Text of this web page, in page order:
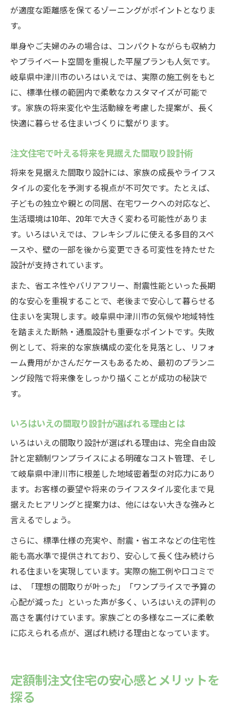
が適度な距離感を保てるゾーニングがポイントとなりま
す。
単身やご夫婦のみの場合は、コンパクトながらも収納力
やプライベート空間を重視した平屋プランも人気です。
岐阜県中津川市のいろはいえでは、実際の施工例をもと
に、標準仕様の範囲内で柔軟なカスタマイズが可能で
す。家族の将来変化や生活動線を考慮した提案が、長く
快適に暮らせる住まいづくりに繋がります。
注文住宅で叶える将来を見据えた間取り設計術
将来を見据えた間取り設計には、家族の成長やライフス
タイルの変化を予測する視点が不可欠です。たとえば、
子どもの独立や親との同居、在宅ワークへの対応など、
生活環境は10年、20年で大きく変わる可能性がありま
す。いろはいえでは、フレキシブルに使える多目的スペ
ースや、壁の一部を後から変更できる可変性を持たせた
設計が支持されています。
また、省エネ性やバリアフリー、耐震性能といった長期
的な安心を重視することで、老後まで安心して暮らせる
住まいを実現します。岐阜県中津川市の気候や地域特性
を踏まえた断熱・通風設計も重要なポイントです。失敗
例として、将来的な家族構成の変化を見落とし、リフォ
ーム費用がかさんだケースもあるため、最初のプランニ
ング段階で将来像をしっかり描くことが成功の秘訣で
す。
いろはいえの間取り設計が選ばれる理由とは
いろはいえの間取り設計が選ばれる理由は、完全自由設
計と定額制ワンプライスによる明確なコスト管理、そし
て岐阜県中津川市に根差した地域密着型の対応力にあり
ます。お客様の要望や将来のライフスタイル変化まで見
据えたヒアリングと提案力は、他にはない大きな強みと
言えるでしょう。
さらに、標準仕様の充実や、耐震・省エネなどの住宅性
能も高水準で提供されており、安心して長く住み続けら
れる住まいを実現しています。実際の施工例や口コミで
は、「理想の間取りが叶った」「ワンプライスで予算の
心配が減った」といった声が多く、いろはいえの評判の
高さを裏付けています。家族ごとの多様なニーズに柔軟
に応えられる点が、選ばれ続ける理由となっています。
定額制注文住宅の安心感とメリットを
探る